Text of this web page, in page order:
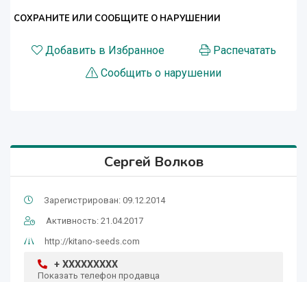
СОХРАНИТЕ ИЛИ СООБЩИТЕ О НАРУШЕНИИ
Добавить в Избранное
Распечатать
Сообщить о нарушении
Cергей Волков
Зарегистрирован: 09.12.2014
Активность: 21.04.2017
http://kitano-seeds.com
+ XXXXXXXXX
Показать телефон продавца